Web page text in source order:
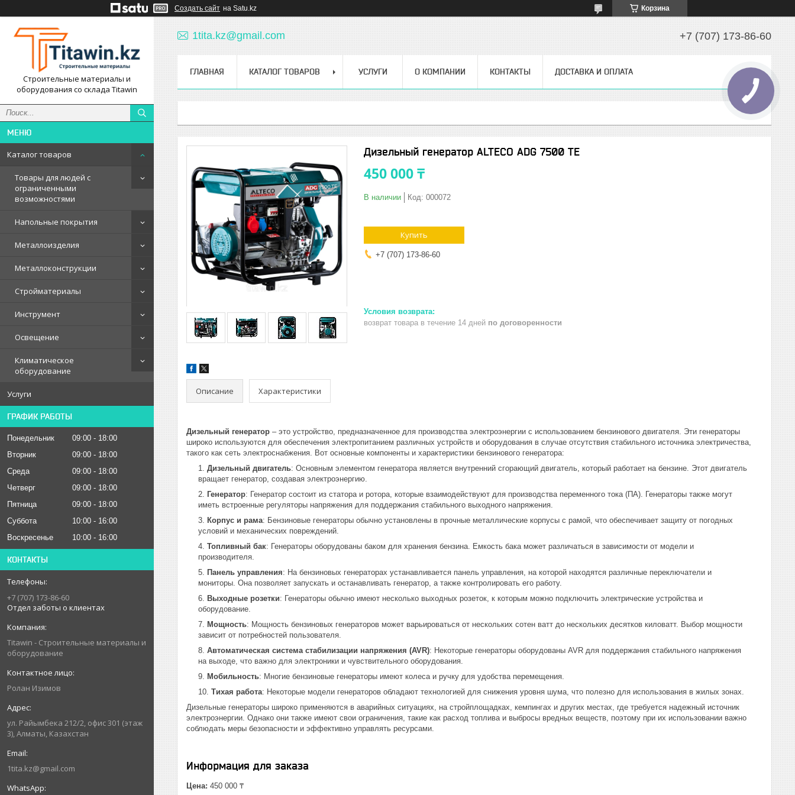
Создать сайт на Satu.kz Корзина
Строительные материалы и
оборудования со склада Titawin
Каталог товаров
Товары для людей с
ограниченными
возможностями
Напольные покрытия
Металлоизделия
Металлоконструкции
Стройматериалы
Инструмент
Освещение
Климатическое
оборудование
Услуги
ГРАФИК РАБОТЫ
Понедельник 09:00
18:00
Вторник
09:00
18:00
Среда
09:00
18:00
Четверг
09:00
18:00
Пятница
09:00
18:00
Суббота
10:00
16:00
Воскресенье
10:00 16:00
КОНТАКТЫ
+7 (707) 173-86-60
Отдел заботы о клиентах
Titawin - Строительные материалы и
оборудование
Ролан Изимов
ул. Райымбека 212/2, офис 301 (этаж
3), Алматы, Казахстан
1tita.kz@gmail.com
1tita.kz@gmail.com +7 (707) 173-86-60
ГЛАВНАЯ КАТАЛОГ ТОВАРОВ УСЛУГИ О КОМПАНИИ КОНТАКТЫ ДОСТАВКА И ОПЛАТА
Дизельный генератор ALTECO ADG 7500 TE
450 000 ₸
В наличии Код: 000072
Купить
+7 (707) 173-86-60
возврат товара в течение 14 дней по договоренности
Описание Характеристики
Дизельный генератор – это устройство, предназначенное для производства электроэнергии с использованием бензинового двигателя. Эти генераторы
широко используются для обеспечения электропитанием различных устройств и оборудования в случае отсутствия стабильного источника электричества,
такого как сеть электроснабжения. Вот основные компоненты и характеристики бензинового генератора:
Дизельный двигатель: Основным элементом генератора является внутренний сгорающий двигатель, который работает на бензине. Этот двигатель
вращает генератор, создавая электроэнергию.
Генератор: Генератор состоит из статора и ротора, которые взаимодействуют для производства переменного тока (ПА). Генераторы также могут
иметь встроенные регуляторы напряжения для поддержания стабильного выходного напряжения.
Корпус и рама: Бензиновые генераторы обычно установлены в прочные металлические корпусы с рамой, что обеспечивает защиту от погодных
условий и механических повреждений.
Топливный бак: Генераторы оборудованы баком для хранения бензина. Емкость бака может различаться в зависимости от модели и
производителя.
Панель управления: На бензиновых генераторах устанавливается панель управления, на которой находятся различные переключатели и
мониторы. Она позволяет запускать и останавливать генератор, а также контролировать его работу.
Выходные розетки: Генераторы обычно имеют несколько выходных розеток, к которым можно подключить электрические устройства и
оборудование.
Мощность: Мощность бензиновых генераторов может варьироваться от нескольких сотен ватт до нескольких десятков киловатт. Выбор мощности
зависит от потребностей пользователя.
Автоматическая система стабилизации напряжения (AVR): Некоторые генераторы оборудованы AVR для поддержания стабильного напряжения
на выходе, что важно для электроники и чувствительного оборудования.
Мобильность: Многие бензиновые генераторы имеют колеса и ручку для удобства перемещения.
Тихая работа: Некоторые модели генераторов обладают технологией для снижения уровня шума, что полезно для использования в жилых зонах.
Дизельные генераторы широко применяются в аварийных ситуациях, на стройплощадках, кемпингах и других местах, где требуется надежный источник
электроэнергии. Однако они также имеют свои ограничения, такие как расход топлива и выбросы вредных веществ, поэтому при их использовании важно
соблюдать меры безопасности и эффективно управлять ресурсами.
Информация для заказа
Цена: 450 000 ₸